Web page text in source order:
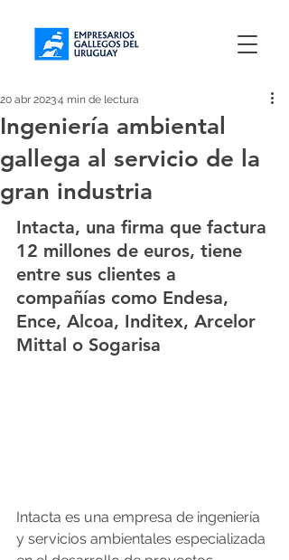
Ingeniería ambiental
gallega al servicio de la
gran industria
20 abr 20234 min de lectura
Intacta, una firma que factura
12 millones de euros, tiene
entre sus clientes a
compañías como Endesa,
Ence, Alcoa, Inditex, Arcelor
Mittal o Sogarisa
Intacta es una empresa de ingeniería
y servicios ambientales especializada